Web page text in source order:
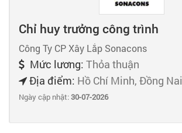
Chỉ huy trưởng công trình
Công Ty CP Xây Lắp Sonacons
Mức lương: Thỏa thuận
Địa điểm: Hồ Chí Minh, Đồng Nai
Ngày cập nhật:30-07-2026